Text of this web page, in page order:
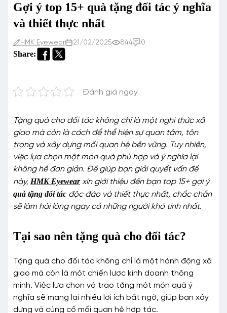
Gợi ý top 15+ quà tặng đối tác ý nghĩa
và thiết thực nhất
HMK Eyewear 21/02/2025 844 0
Share:
Đánh giá ngay
Tặng quà cho đối tác không chỉ là một nghi thức xã
giao mà còn là cách để thể hiện sự quan tâm, tôn
trọng và xây dựng mối quan hệ bền vững. Tuy nhiên,
việc lựa chọn một món quà phù hợp và ý nghĩa lại
không hề đơn giản. Để giúp bạn giải quyết vấn đề
này, HMK Eyewearxin giới thiệu đến bạn top 15+ gợi ý
quà tặng đối tác độc đáo và thiết thực nhất, chắc chắn
sẽ làm hài lòng ngay cả những người khó tính nhất.
Tại sao nên tặng quà cho đối tác?
Tặng quà cho đối tác không chỉ là một hành động xã
giao mà còn là một chiến lược kinh doanh thông
minh. Việc lựa chọn và trao tặng một món quà ý
nghĩa sẽ mang lại nhiều lợi ích bất ngờ, giúp bạn xây
dựng và củng cố mối quan hệ hợp tác.